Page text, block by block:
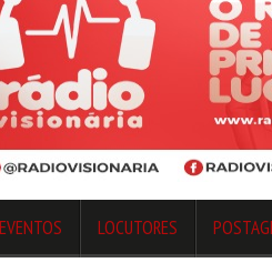
EVENTOS LOCUTORES